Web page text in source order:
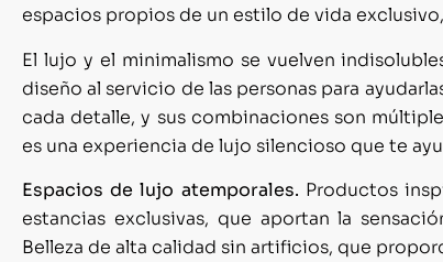
espacios propios de un estilo de vida
El lujo y el minimalismo se vuelven
diseño al servicio de las personas para
cada detalle, y sus combinaciones son
es una experiencia de lujo silencioso que te
Espacios de lujo atemporales. Productos
estancias exclusivas, que aportan la
Belleza de alta calidad sin artificios, que